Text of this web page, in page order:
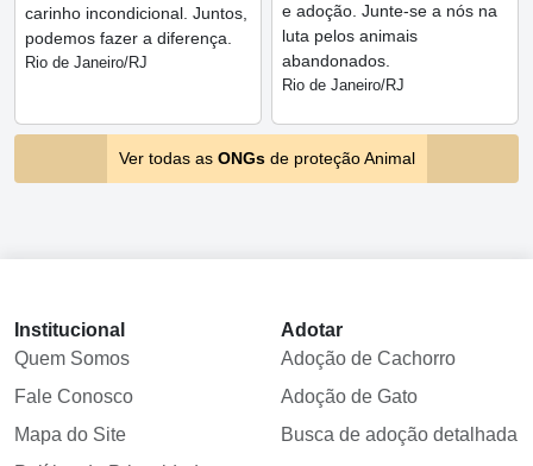
carinho incondicional. Juntos,
podemos fazer a diferença.
Rio de Janeiro/RJ
e adoção. Junte-se a nós na
luta pelos animais
abandonados.
Rio de Janeiro/RJ
Ver todas as ONGsde proteção Animal
Institucional
Quem Somos
Fale Conosco
Mapa do Site
Adotar
Adoção de Cachorro
Adoção de Gato
Busca de adoção detalhada